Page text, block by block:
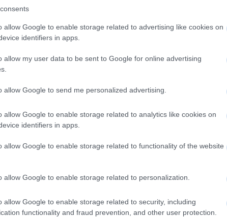
allow Google to enable storage related to advertising like cookies on
identifiers in apps.
allow my user data to be sent to Google for online advertising
allow Google to send me personalized advertising.
allow Google to enable storage related to analytics like cookies on
identifiers in apps.
allow Google to enable storage related to functionality of the website
allow Google to enable storage related to personalization.
allow Google to enable storage related to security, including
functionality and fraud prevention, and other user protection.
B2B
incredibilmente vasto, cinque volte più
parte delle imprese si concentra solo sul lato
che il B2B offre.So che non è
rivelano che oltre il 70% degli
online, eppure molti siti web B2B sono
’90.
B2B come meri numeri, dimenticando che
esigenze e aspettative. Questo approccio
è meno politically correct: senza